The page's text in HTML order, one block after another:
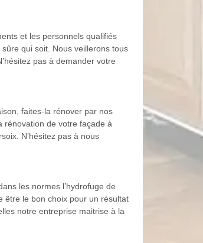
et les personnels qualifiés
qui soit. Nous veillerons tous
pas à demander votre
faites-la rénover par nos
rénovation de votre façade à
N’hésitez pas à nous
les normes l’hydrofuge de
être le bon choix pour un résultat
notre entreprise maitrise à la